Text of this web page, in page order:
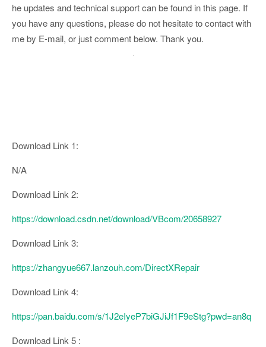
he updates and technical support can be found in this page. If
you have any questions, please do not hesitate to contact with
me by E-mail, or just comment below. Thank you.
Download Link 1:
N/A
Download Link 2:
https://download.csdn.net/download/VBcom/20658927
Download Link 3:
https://zhangyue667.lanzouh.com/DirectXRepair
Download Link 4:
https://pan.baidu.com/s/1J2eIyeP7biGJiJf1F9eStg?pwd=an8q
Download Link 5 :